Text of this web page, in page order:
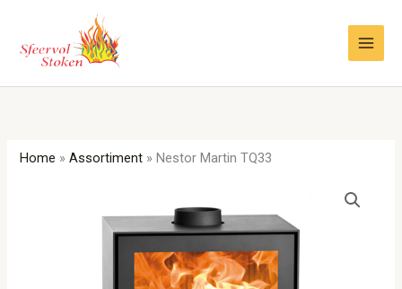
inhoud
Home »Assortiment » Nestor Martin TQ33